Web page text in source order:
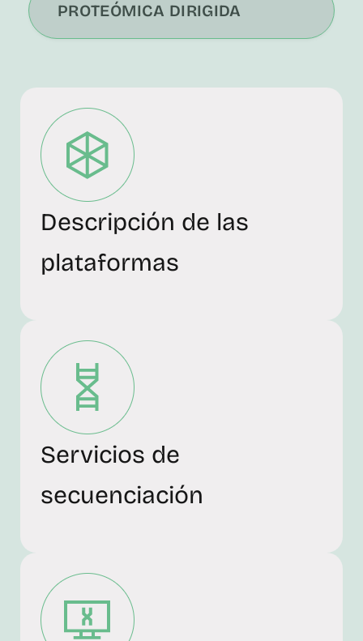
PROTEÓMICA DIRIGIDA
Descripción de las
plataformas
Servicios de
secuenciación